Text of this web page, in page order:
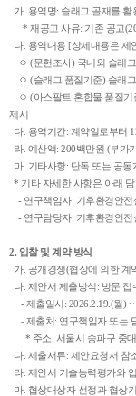
가. 용역명: 슬래그 골재를
* 재공고 사유: 기존 공고
나. 용역내용 [상세내용은 제
ㅇ (문헌조사) 국내외 슬래
ㅇ (슬래그 품질기준) 슬래
ㅇ (아스팔트 혼합물 품질기
제시
다. 용역기간: 계약일로부터
라. 예산액: 200백만원 (부가
마. 기타사항: 단독 또는 공동
* 기타 자세한 사항은 아래
- 연구책임자: 기후환경안전
- 연구담당자: 기후환경안전
2. 입찰 및 계약 방식
가. 공개경쟁(협상에 의한 계
나. 제안서 제출방식: 방문 접
- 제출일시: 2026.2.19.(월) ~
- 제출처: 연구책임자 또는
* 주소: 서울시 송파구 중대
다. 제출서류: 제안요청서 참
라. 제안서 기술능력평가와
마. 협상대상자 선정과 협상